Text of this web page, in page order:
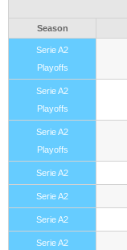
Season
Serie A2
Playoffs
Serie A2
Playoffs
Serie A2
Playoffs
Serie A2
Serie A2
Serie A2
Serie A2